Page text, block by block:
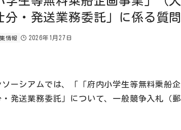
分・発送業務委託」に係る質
情報 2026年1月27日
ーシアムでは、「「府内小学生等無料乗船
発送業務委託」について、一般競争入札（